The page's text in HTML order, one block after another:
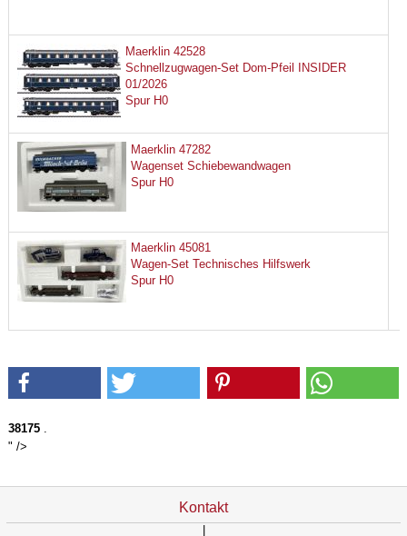
Maerklin 42528
Schnellzugwagen-Set Dom-Pfeil INSIDER
01/2026
Spur H0
Maerklin 47282
Wagenset Schiebewandwagen
Spur H0
Maerklin 45081
Wagen-Set Technisches Hilfswerk
Spur H0
38175.
" />
Kontakt